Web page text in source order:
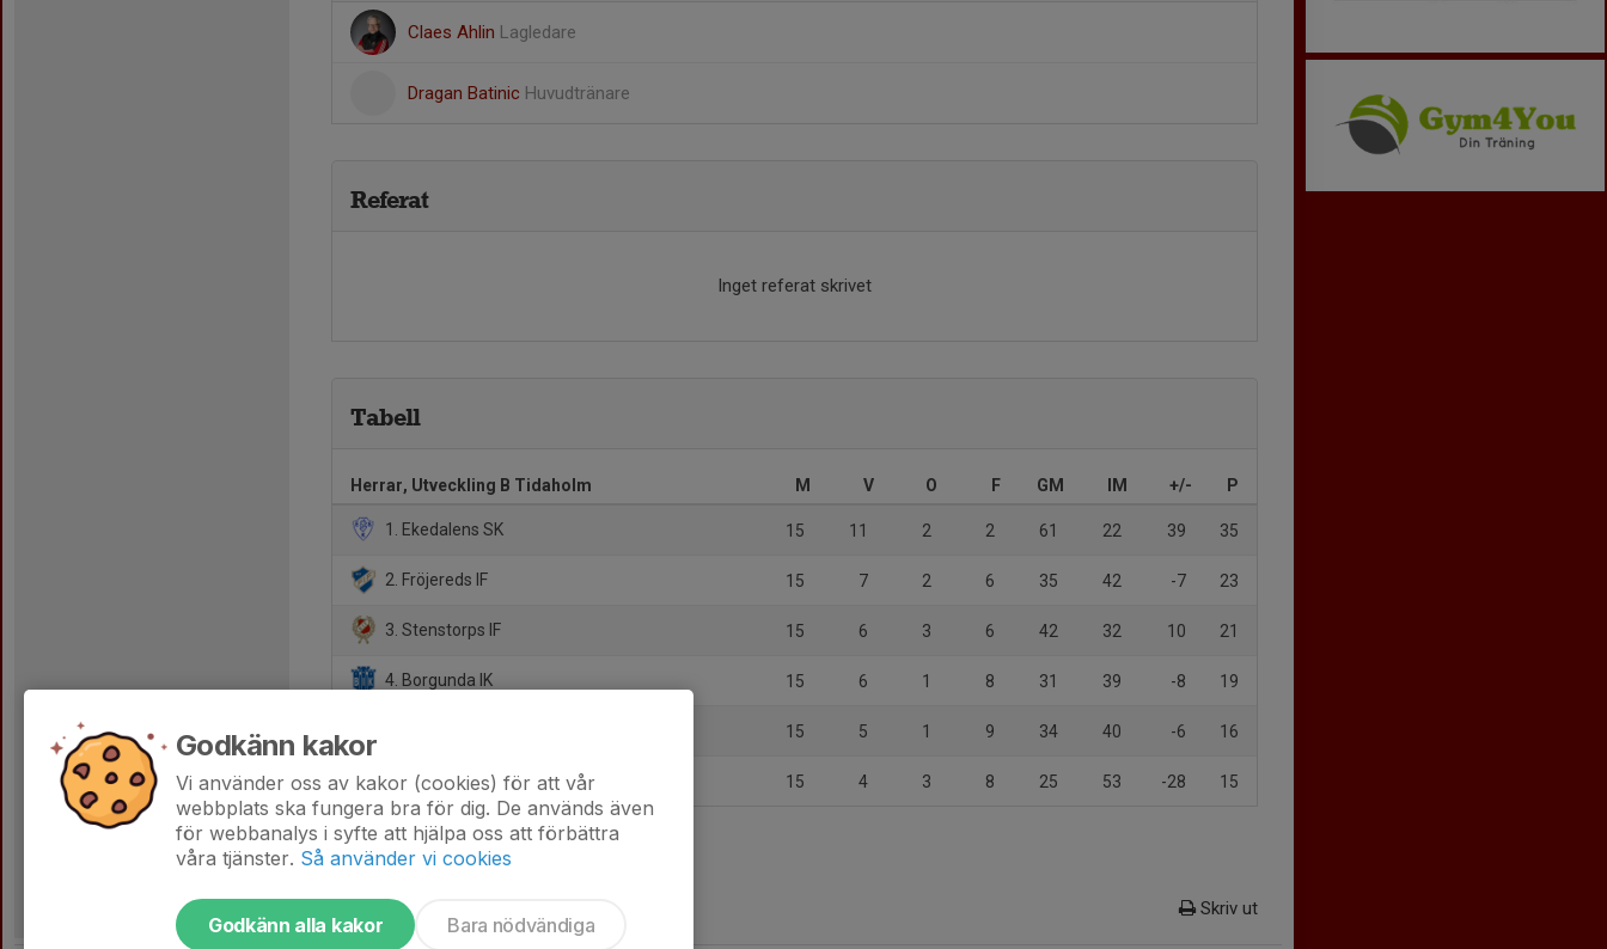
Claes Ahlin Lagledare
Dragan Batinic Huvudtränare
Referat
Inget referat skrivet
Tabell
Herrar, Utveckling B Tidaholm M V O F GM IM +/- P
1. Ekedalens SK 15 11 2 2 61 22 39 35
2. Fröjereds IF 15 7 2 6 35 42 -7 23
3. Stenstorps IF 15 6 3 6 42 32 10 21
4. Borgunda IK 15 6 1 8 31 39 -8 19
15 5 1 9 34 40 -6 16
6. Vretens BK 15 4 3 8 25 53 -28 15
Skriv ut
Godkänn kakor
Vi använder oss av kakor (cookies) för att vår
webbplats ska fungera bra för dig. De används även
för webbanalys i syfte att hjälpa oss att förbättra
våra tjänster. Så använder vi cookies
Godkänn alla kakor Bara nödvändiga